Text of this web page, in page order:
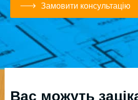
Замовити консультацію
Вас можуть